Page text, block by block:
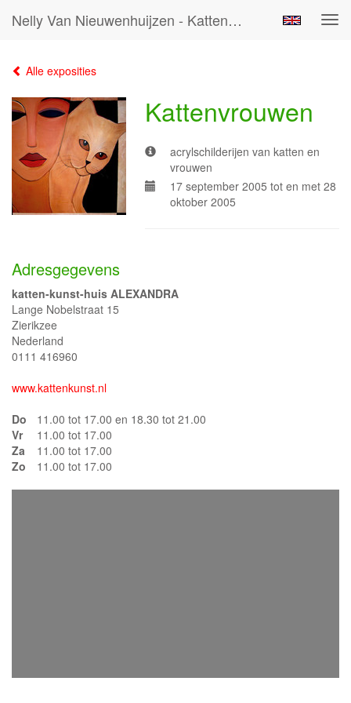
Nelly Van Nieuwenhuijzen - Kattenvrouwen
Alle exposities
Kattenvrouwen
acrylschilderijen van katten en
vrouwen
17 september 2005 tot en met 28
oktober 2005
Adresgegevens
katten-kunst-huis ALEXANDRA
Lange Nobelstraat 15
Zierikzee
Nederland
0111 416960
www.kattenkunst.nl
Do
11.00 tot 17.00 en 18.30 tot 21.00
Vr
11.00 tot 17.00
Za
11.00 tot 17.00
Zo
11.00 tot 17.00